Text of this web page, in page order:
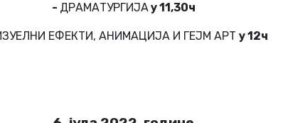
- ДРАМАТУРГИЈАу 11,30ч
ЕФЕКТИ, АНИМАЦИЈА И ГЕЈМ АРТу 12ч